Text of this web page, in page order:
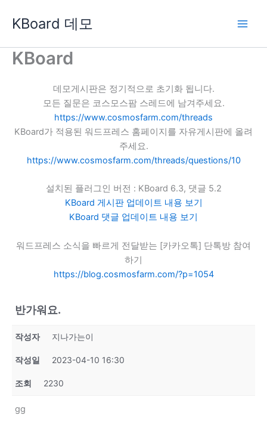
로
KBoard 데모
KBoard
데모게시판은 정기적으로 초기화 됩니다.
모든 질문은 코스모스팜 스레드에 남겨주세요.
https://www.cosmosfarm.com/threads
KBoard가 적용된 워드프레스 홈페이지를 자유게시판에 올려
주세요.
https://www.cosmosfarm.com/threads/questions/10
설치된 플러그인 버전 : KBoard 6.3, 댓글 5.2
KBoard 게시판 업데이트 내용 보기
KBoard 댓글 업데이트 내용 보기
워드프레스 소식을 빠르게 전달받는 [카카오톡] 단톡방 참여
하기
https://blog.cosmosfarm.com/?p=1054
반가워요.
작성자 지나가는이
작성일 2023-04-10 16:30
조회 2230
gg